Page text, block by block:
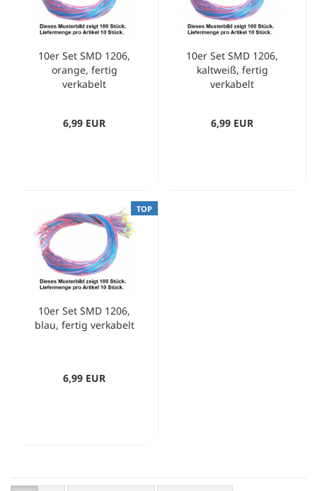
10er Set SMD 1206,
orange, fertig
verkabelt
6,99 EUR
10er Set SMD 1206,
kaltweiß, fertig
verkabelt
6,99 EUR
TOP
10er Set SMD 1206,
blau, fertig verkabelt
6,99 EUR